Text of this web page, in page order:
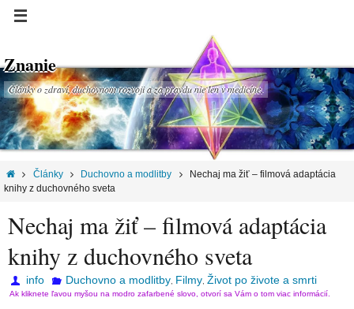
Znanie
Články o zdraví, duchovnom rozvoji a za pravdu nie len v medicíne.
Články Duchovno a modlitby
Nechaj ma žiť – filmová adaptácia
knihy z duchovného sveta
Nechaj ma žiť – filmová adaptácia
knihy z duchovného sveta
info Duchovno a modlitby, Filmy, Život po živote a smrti
Ak kliknete ľavou myšou na modro zafarbené slovo, otvorí sa Vám o tom viac informácií.